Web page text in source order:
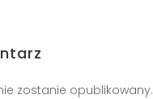
zostanie opublikowany.